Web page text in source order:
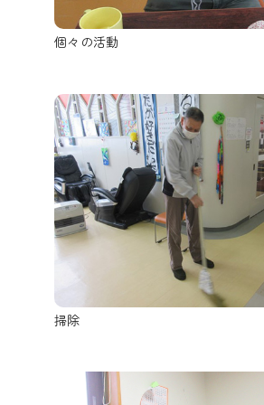
個々の活動
掃除